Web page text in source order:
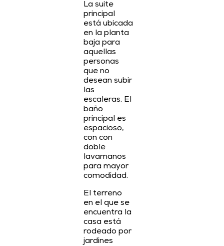
La suite
principal
está ubicada
en la planta
baja para
aquellas
personas
que no
desean subir
las
escaleras. El
baño
principal es
espacioso,
con con
doble
lavamanos
para mayor
comodidad.
El terreno
en el que se
encuentra la
casa está
rodeado por
jardines